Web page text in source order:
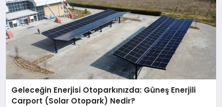
Geleceğin Enerjisi Otoparkınızda: Güneş Enerjili
Carport (Solar Otopark) Nedir?